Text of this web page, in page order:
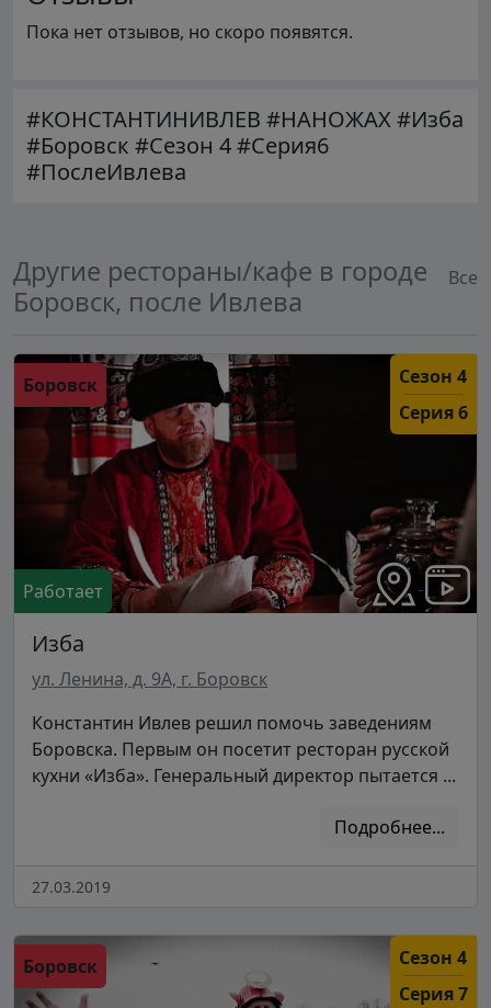
Пока нет отзывов, но скоро появятся.
#КОНСТАНТИНИВЛЕВ #НАНОЖАХ #Изба
#Боровск #Сезон 4 #Серия6
#ПослеИвлева
Все
Другие рестораны/кафе в городе
Боровск, после Ивлева
Боровск
Сезон 4
Серия 6
Работает
Изба
ул. Ленина, д. 9А, г. Боровск
Константин Ивлев решил помочь заведениям
Боровска. Первым он посетит ресторан русской
кухни «Изба». Генеральный директор пытается ...
Подробнее...
27.03.2019
Боровск
Сезон 4
Серия 7